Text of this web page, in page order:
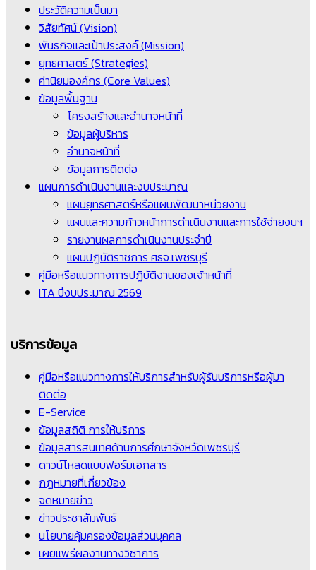
ประวัติความเป็นมา
วิสัยทัศน์ (Vision)
พันธกิจและเป้าประสงค์ (Mission)
ยุทธศาสตร์ (Strategies)
ค่านิยมองค์กร (Core Values)
ข้อมูลพื้นฐาน
โครงสร้างและอำนาจหน้าที่
ข้อมูลผู้บริหาร
อำนาจหน้าที่
ข้อมูลการติดต่อ
แผนการดำเนินงานและงบประมาณ
แผนยุทธศาสตร์หรือแผนพัฒนาหน่วยงาน
แผนและความก้าวหน้าการดำเนินงานและการใช้จ่ายงบฯ
รายงานผลการดำเนินงานประจำปี
แผนปฏิบัติราชการ ศธจ.เพชรบุรี
คู่มือหรือแนวทางการปฏิบัติงานของเจ้าหน้าที่
ITA ปีงบประมาณ 2569
บริการข้อมูล
คู่มือหรือแนวทางการให้บริการสำหรับผู้รับบริการหรือผู้มา
ติดต่อ
E-Service
ข้อมูลสถิติ การให้บริการ
ข้อมูลสารสนเทศด้านการศึกษาจังหวัดเพชรบุรี
ดาวน์โหลดแบบฟอร์มเอกสาร
กฏหมายที่เกี่ยวข้อง
จดหมายข่าว
ข่าวประชาสัมพันธ์
นโยบายคุ้มครองข้อมูลส่วนบุคคล
เผยแพร่ผลงานทางวิชาการ